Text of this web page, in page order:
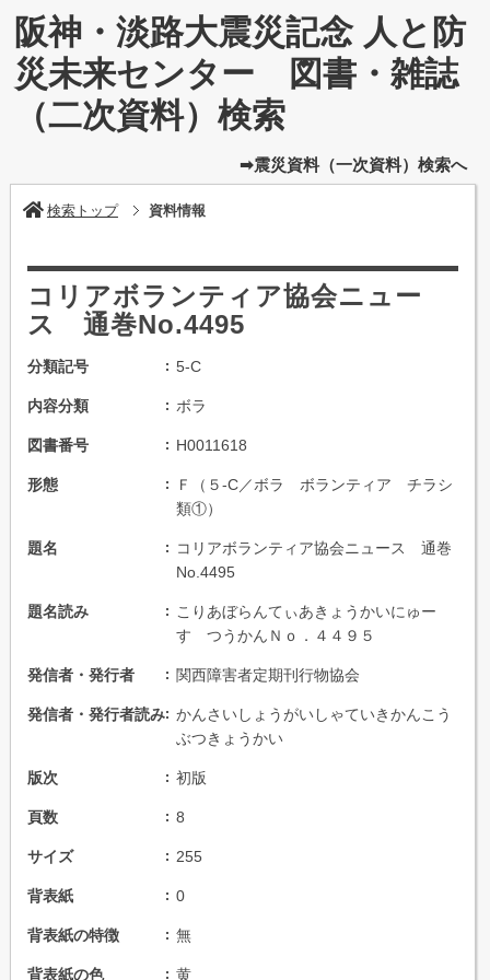
阪神・淡路大震災記念 人と防
災未来センター 図書・雑誌
（二次資料）検索
➡震災資料（一次資料）検索へ
検索トップ 資料情報
コリアボランティア協会ニュー
ス 通巻No.4495
分類記号 5-C
内容分類 ボラ
図書番号 H0011618
形態
Ｆ（５-C／ボラ ボランティア チラシ
類①）
題名
コリアボランティア協会ニュース 通巻
No.4495
題名読み
こりあぼらんてぃあきょうかいにゅー
す つうかんＮｏ．４４９５
発信者・発行者 関西障害者定期刊行物協会
発信者・発行者読み
かんさいしょうがいしゃていきかんこう
ぶつきょうかい
版次 初版
頁数 8
サイズ 255
背表紙 0
背表紙の特徴 無
背表紙の色 黄